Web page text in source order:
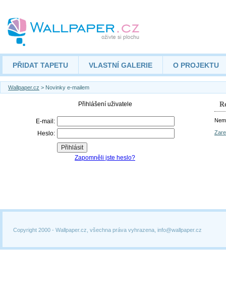
PŘIDAT TAPETU VLASTNÍ GALERIE O PROJEKTU
Wallpaper.cz > Novinky e-mailem
Copyright 2000 - Wallpaper.cz, všechna práva vyhrazena, info@wallpaper.cz